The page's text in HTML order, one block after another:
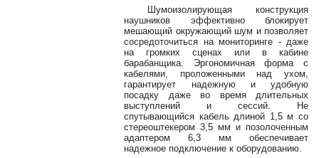
Наши
группы
в
соцсетях:
Шумоизолирующая конструкция
наушников эффективно блокирует
мешающий окружающий шум и позволяет
сосредоточиться на мониторинге - даже
на громких сценах или в кабине
барабанщика. Эргономичная форма с
кабелями, проложенными над ухом,
гарантирует надежную и удобную
посадку даже во время длительных
выступлений и сессий. Не
спутывающийся кабель длиной 1,5 м со
стереоштекером 3,5 мм и позолоченным
адаптером 6,3 мм обеспечивает
надежное подключение к оборудованию.